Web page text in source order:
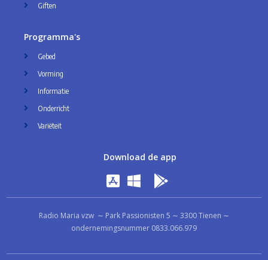
Giften
Programma's
Gebed
Vorming
Informatie
Onderricht
Variëteit
Download de app
Radio Maria vzw ∼ Park Passionisten 5 ∼ 3300 Tienen ∼
ondernemingsnummer 0833.066.979